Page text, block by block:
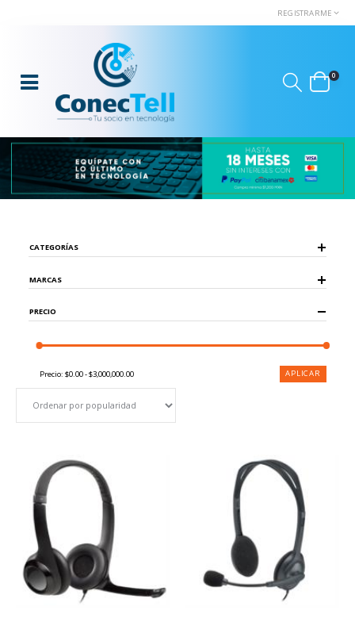
REGISTRARME
0
CATEGORÍAS
MARCAS
PRECIO
Precio: $0.00 - $3,000,000.00 APLICAR